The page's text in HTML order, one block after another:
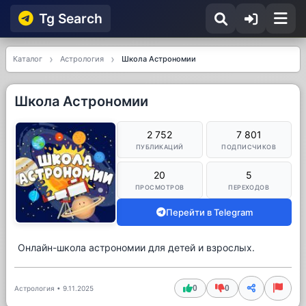
Tg Searсh
Каталог Астрология Школа Астрономии
Школа Астрономии
2 752
ПУБЛИКАЦИЙ
7 801
ПОДПИСЧИКОВ
20
ПРОСМОТРОВ
5
ПЕРЕХОДОВ
Перейти в Telegram
Онлайн-школа астрономии для детей и взрослых.
Астрология • 9.11.2025 0 0